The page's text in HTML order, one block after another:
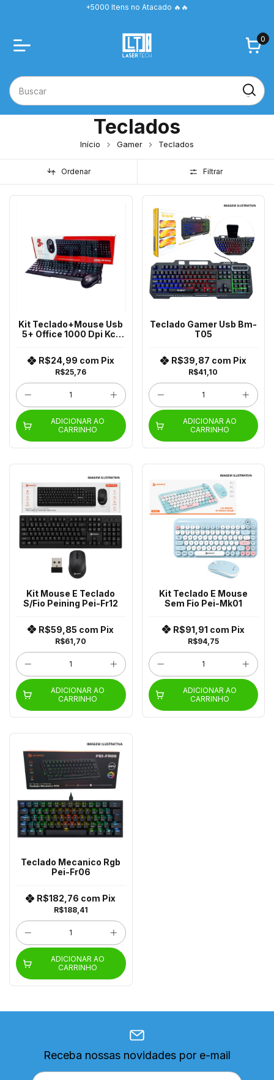
+5000 Itens no Atacado 🔥🔥
0
Teclados
Início Gamer Teclados
Ordenar Filtrar
Kit Teclado+Mouse Usb
5+ Office 1000 Dpi Kc-
R$25,76
R$24,99 com Pix
ADICIONAR AO
CARRINHO
Teclado Gamer Usb Bm-
T05
R$41,10
R$39,87 com Pix
ADICIONAR AO
CARRINHO
Kit Mouse E Teclado
S/Fio Peining Pei-Fr12
R$61,70
R$59,85 com Pix
ADICIONAR AO
CARRINHO
Kit Teclado E Mouse
Sem Fio Pei-Mk01
R$94,75
R$91,91 com Pix
ADICIONAR AO
CARRINHO
Teclado Mecanico Rgb
Pei-Fr06
R$188,41
R$182,76 com Pix
ADICIONAR AO
CARRINHO
Receba nossas novidades por e-mail